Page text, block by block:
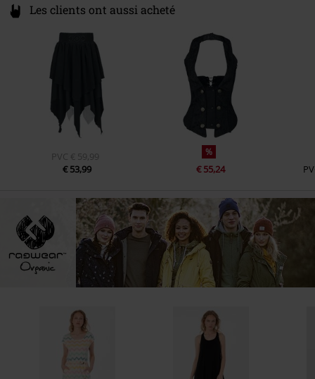
Les clients ont aussi acheté
PVC € 59,99
€ 53,99
%
€ 55,24